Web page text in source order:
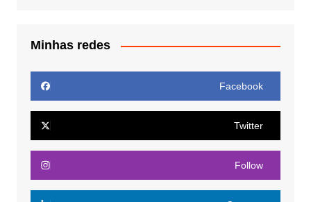
Minhas redes
Facebook
Twitter
Follow